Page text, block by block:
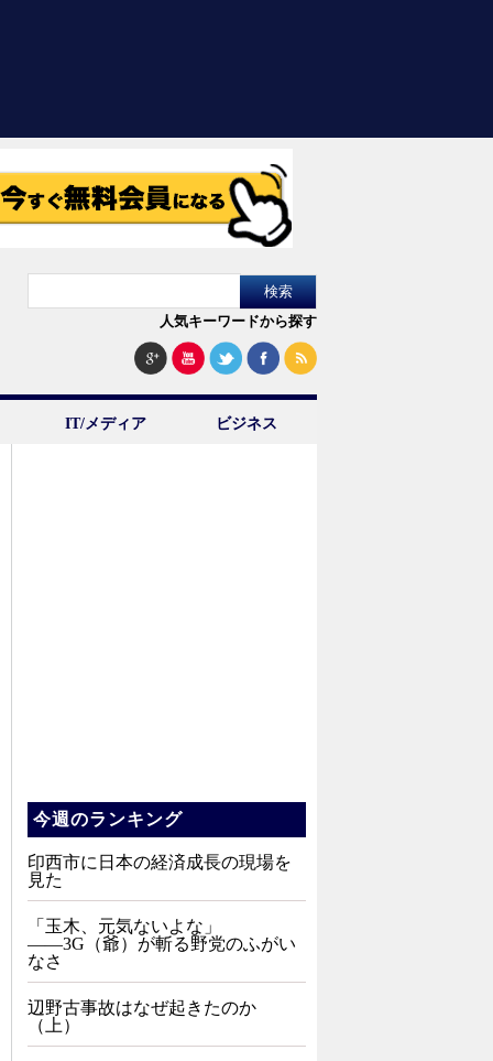
人気キーワードから探す
IT/メディア ビジネス
今週のランキング
印西市に日本の経済成長の現場を
見た
「玉木、元気ないよな」
――3G（爺）が斬る野党のふがい
なさ
辺野古事故はなぜ起きたのか
（上）